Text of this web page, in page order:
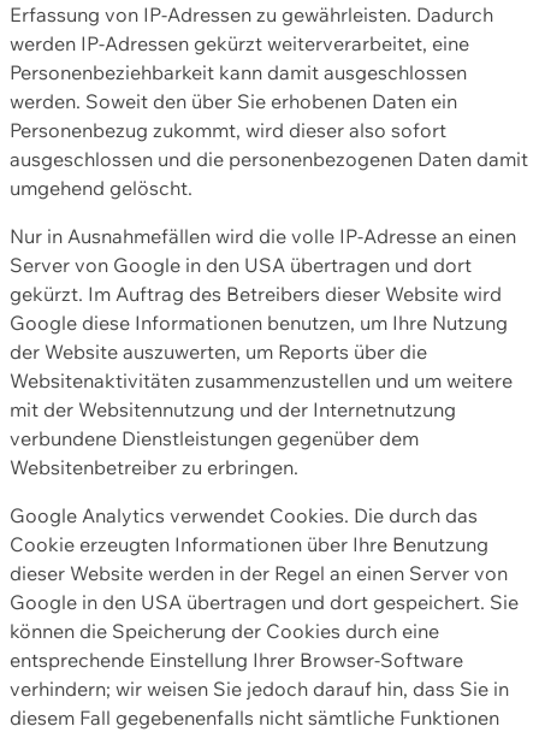
Erfassung von IP-Adressen zu gewährleisten. Dadurch
werden IP-Adressen gekürzt weiterverarbeitet, eine
Personenbeziehbarkeit kann damit ausgeschlossen
werden. Soweit den über Sie erhobenen Daten ein
Personenbezug zukommt, wird dieser also sofort
ausgeschlossen und die personenbezogenen Daten damit
umgehend gelöscht.
Nur in Ausnahmefällen wird die volle IP-Adresse an einen
Server von Google in den USA übertragen und dort
gekürzt. Im Auftrag des Betreibers dieser Website wird
Google diese Informationen benutzen, um Ihre Nutzung
der Website auszuwerten, um Reports über die
Websitenaktivitäten zusammenzustellen und um weitere
mit der Websitennutzung und der Internetnutzung
verbundene Dienstleistungen gegenüber dem
Websitenbetreiber zu erbringen.
Google Analytics verwendet Cookies. Die durch das
Cookie erzeugten Informationen über Ihre Benutzung
dieser Website werden in der Regel an einen Server von
Google in den USA übertragen und dort gespeichert. Sie
können die Speicherung der Cookies durch eine
entsprechende Einstellung Ihrer Browser-Software
verhindern; wir weisen Sie jedoch darauf hin, dass Sie in
diesem Fall gegebenenfalls nicht sämtliche Funktionen